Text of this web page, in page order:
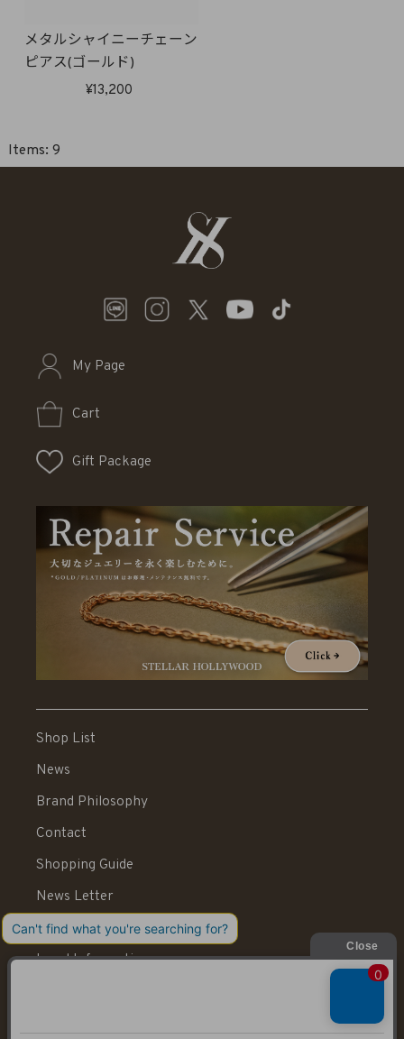
メタルシャイニーチェーン
ピアス(ゴールド)
13,200
9
My Page
Cart
Gift Package
Shop List
News
Brand Philosophy
Contact
Shopping Guide
News Letter
Recruit
Legal Information